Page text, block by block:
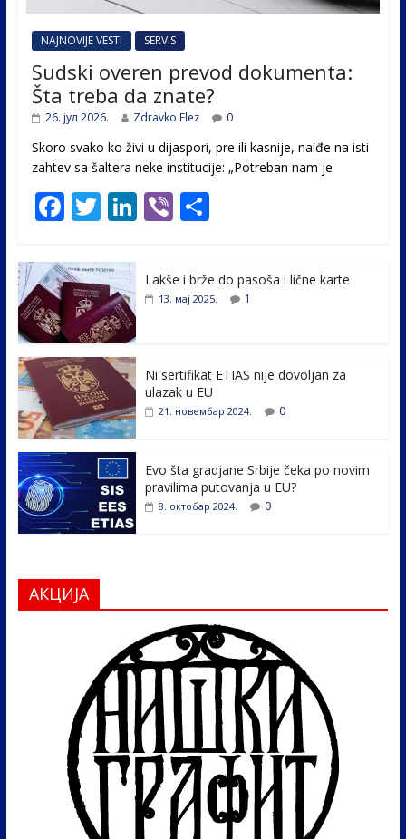
NAJNOVIJE VESTI SERVIS
Sudski overen prevod dokumenta:
Šta treba da znate?
26. јул 2026. Zdravko Elez 0
Skoro svako ko živi u dijaspori, pre ili kasnije, naiđe na isti
zahtev sa šaltera neke institucije: „Potreban nam je
F
e
b
o
o
k
T
itt
er
Li
e
Vi
er
S
ar
e
Lakše i brže do pasoša i lične karte
13. мај 2025. 1
Ni sertifikat ETIAS nije dovoljan za
ulazak u EU
21. новембар 2024. 0
Evo šta gradjane Srbije čeka po novim
pravilima putovanja u EU?
8. октобар 2024. 0
АКЦИЈА